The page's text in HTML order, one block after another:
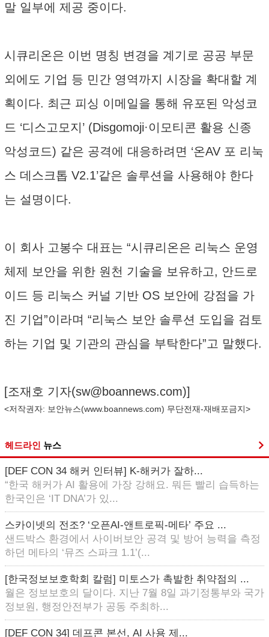
말 일부에 제공 중이다.
시큐리온은 이번 명칭 변경을 계기로 공공 부문
외에도 기업 등 민간 영역까지 시장을 확대할 계
획이다. 최근 피싱 이메일을 통해 유포된 악성코
드 ‘디스고모지’ (Disgomoji·이모티콘 활용 신종
악성코드) 같은 공격에 대응하려면 ‘온AV 포 리눅
스 데스크톱 V2.1’같은 솔루션을 사용해야 한다
는 설명이다.
이 회사 고봉수 대표는 “시큐리온은 리눅스 운영
체제 보안을 위한 원천 기술을 보유하고, 안드로
이드 등 리눅스 커널 기반 OS 보안에 강점을 가
진 기업”이라며 “리눅스 보안 솔루션 도입을 검토
하는 기업 및 기관의 관심을 부탁한다”고 말했다.
[조재호 기자(sw@boannews.com)]
<저작권자: 보안뉴스(www.boannews.com) 무단전재-재배포금지>
헤드라인 뉴스
[DEF CON 34 해커 인터뷰] K-해커가 잘하...
“한국 해커가 AI 활용에 가장 강해요. 뭐든 빨리 습득하는
한국인은 ‘IT DNA’가 있...
스카이넷의 전조? ‘오픈AI-앤트로픽-메타’ 주요 ...
샌드박스 환경에서 사이버보안 공격 및 방어 능력을 측정
하던 메타의 ‘뮤즈 스파크 1.1’(...
[한국정보보호학회 칼럼] 미토스가 촉발한 취약점의 ...
월은 정보보호의 달이다. 지난 7월 8일 과기정통부와 국가
정보원, 행정안전부가 공동 주최하...
[DEF CON 34] 데프콘 본선, AI 사용 제...